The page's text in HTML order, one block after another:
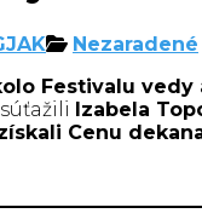
Nezaradené
Festivalu vedy
Izabela
Cenu